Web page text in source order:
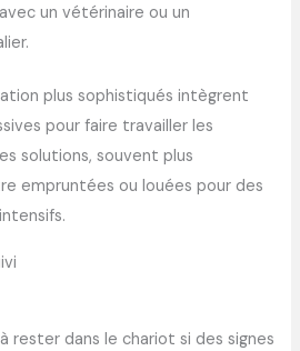
un vétérinaire ou un
plus sophistiqués intègrent
pour faire travailler les
solutions, souvent plus
empruntées ou louées pour des
rester dans le chariot si des signes